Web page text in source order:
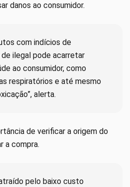
danos ao consumidor.
com indícios de
ilegal pode acarretar
ao consumidor, como
respiratórios e até mesmo
alerta.
de verificar a origem do
a compra.
pelo baixo custo